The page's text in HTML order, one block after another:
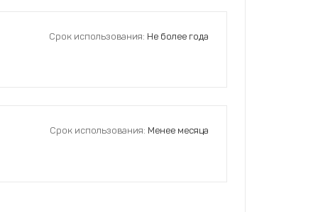
Срок использования: Не более года
Срок использования: Менее месяца